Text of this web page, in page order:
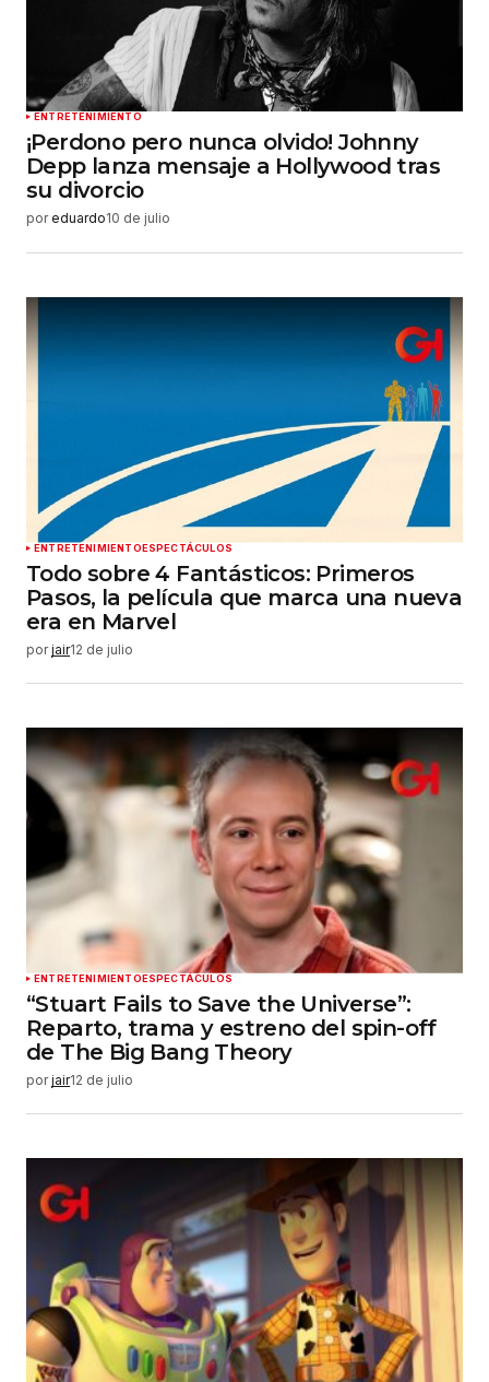
web en este navegador para la próxima vez que
haga un comentario.
Enviar comentario
ENTRETENIMIENTO
¡Perdono pero nunca olvido! Johnny
Depp lanza mensaje a Hollywood tras
su divorcio
por eduardo10 de julio
ENTRETENIMIENTOESPECTÁCULOS
Todo sobre 4 Fantásticos: Primeros
Pasos, la película que marca una nueva
era en Marvel
por jair12 de julio
ENTRETENIMIENTOESPECTÁCULOS
“Stuart Fails to Save the Universe”:
Reparto, trama y estreno del spin-off
de The Big Bang Theory
por jair12 de julio